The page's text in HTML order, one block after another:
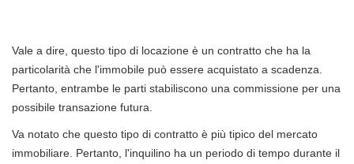
Vale a dire, questo tipo di locazione è un contratto che ha la
particolarità che l'immobile può essere acquistato a scadenza.
Pertanto, entrambe le parti stabiliscono una commissione per una
possibile transazione futura.
Va notato che questo tipo di contratto è più tipico del mercato
immobiliare. Pertanto, l'inquilino ha un periodo di tempo durante il